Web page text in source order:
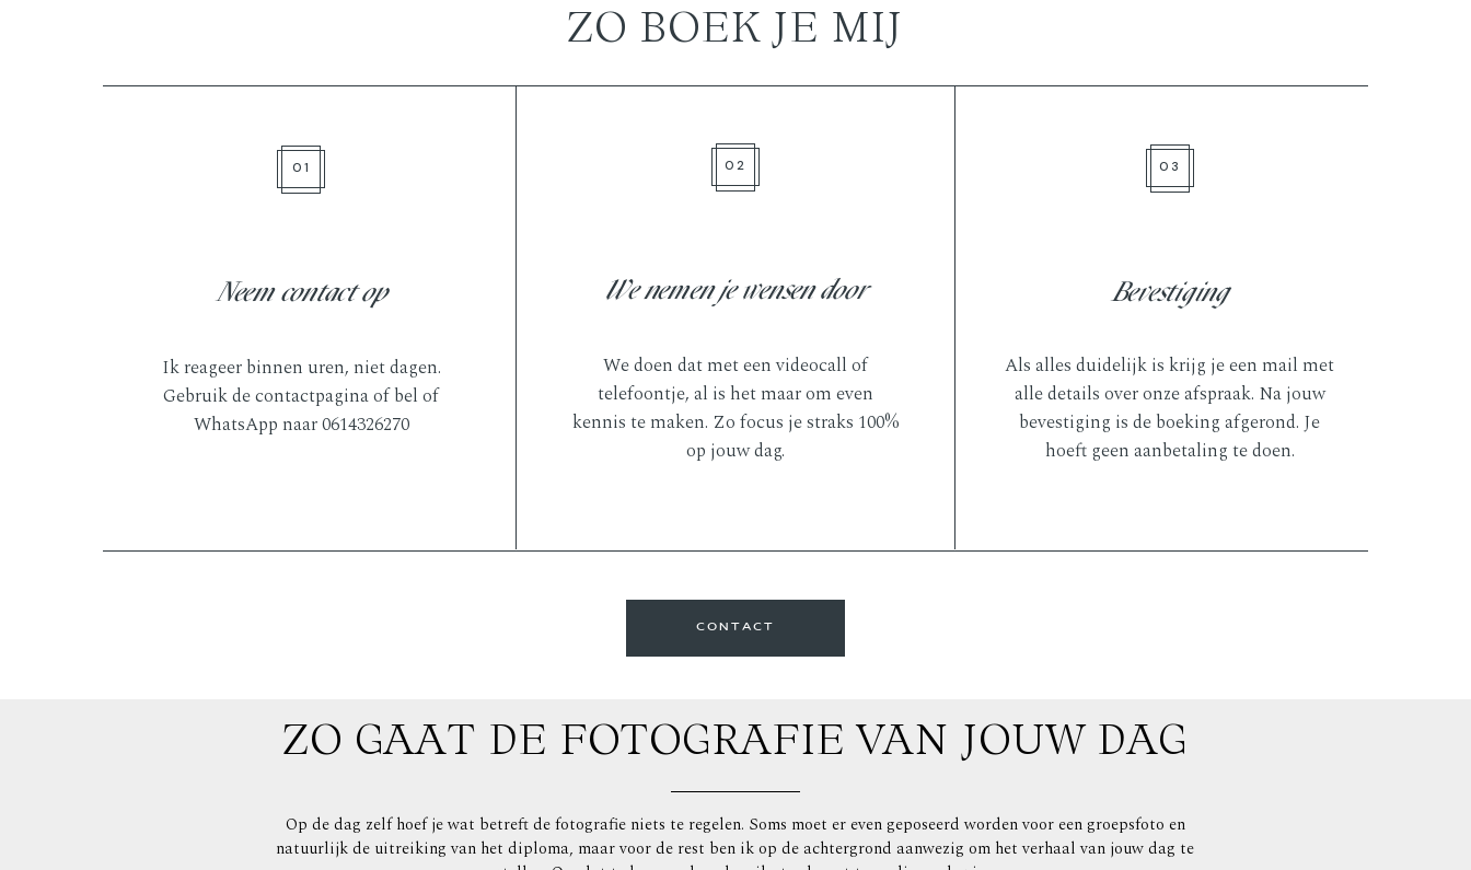
ZO BOEK JE MIJ
02 03
01
We nemen je wensen door Bevestiging
Neem contact op
Als alles duidelijk is krijg je een mail met
alle details over onze afspraak. Na jouw
bevestiging is de boeking afgerond. Je
hoeft geen aanbetaling te doen.
We doen dat met een videocall of
telefoontje, al is het maar om even
kennis te maken. Zo focus je straks 100%
op jouw dag.
Ik reageer binnen uren, niet dagen.
Gebruik de contactpagina of bel of
WhatsApp naar 0614326270
CONTACT
ZO GAAT DE FOTOGRAFIE VAN JOUW DAG
Op de dag zelf hoef je wat betreft de fotografie niets te regelen. Soms moet er even geposeerd worden voor een groepsfoto en
natuurlijk de uitreiking van het diploma, maar voor de rest ben ik op de achtergrond aanwezig om het verhaal van jouw dag te